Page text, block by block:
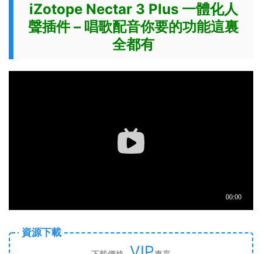
iZotope Nectar 3 Plus 一體化人
聲插件 – 唱歌配音你要的功能這裏
全都有
資源下載